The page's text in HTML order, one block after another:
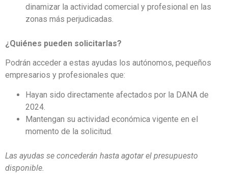
dinamizar la actividad comercial y profesional en las
zonas más perjudicadas.
¿Quiénes pueden solicitarlas?
Podrán acceder a estas ayudas los autónomos, pequeños
empresarios y profesionales que:
Hayan sido directamente afectados por la DANA de
2024.
Mantengan su actividad económica vigente en el
momento de la solicitud.
Las ayudas se concederán hasta agotar el presupuesto
disponible.